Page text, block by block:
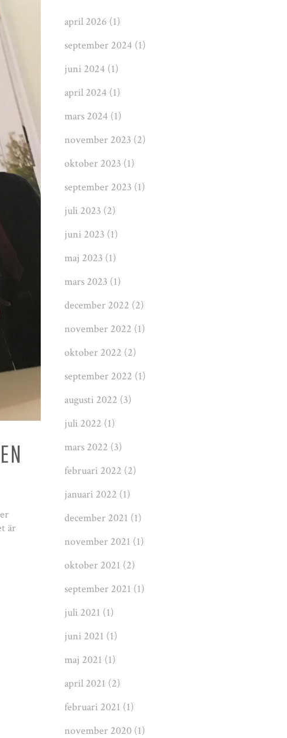
är
april 2026 (1)
september 2024 (1)
juni 2024 (1)
april 2024 (1)
mars 2024 (1)
november 2023 (2)
oktober 2023 (1)
september 2023 (1)
juli 2023 (2)
juni 2023 (1)
maj 2023 (1)
mars 2023 (1)
december 2022 (2)
november 2022 (1)
oktober 2022 (2)
september 2022 (1)
augusti 2022 (3)
juli 2022 (1)
mars 2022 (3)
februari 2022 (2)
januari 2022 (1)
december 2021 (1)
november 2021 (1)
oktober 2021 (2)
september 2021 (1)
juli 2021 (1)
juni 2021 (1)
maj 2021 (1)
april 2021 (2)
februari 2021 (1)
november 2020 (1)